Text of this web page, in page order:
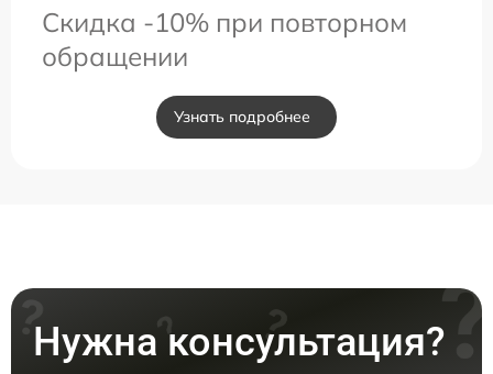
Скидка -10% при повторном
обращении
Узнать подробнее
Нужна консультация?